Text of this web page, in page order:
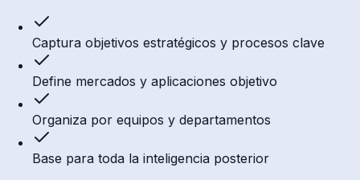
Captura objetivos estratégicos y procesos clave
Define mercados y aplicaciones objetivo
Organiza por equipos y departamentos
Base para toda la inteligencia posterior